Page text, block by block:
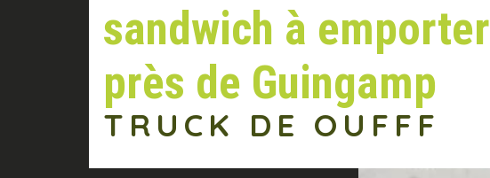
sandwich à emporter
près de Guingamp
TRUCK DE OUFFF